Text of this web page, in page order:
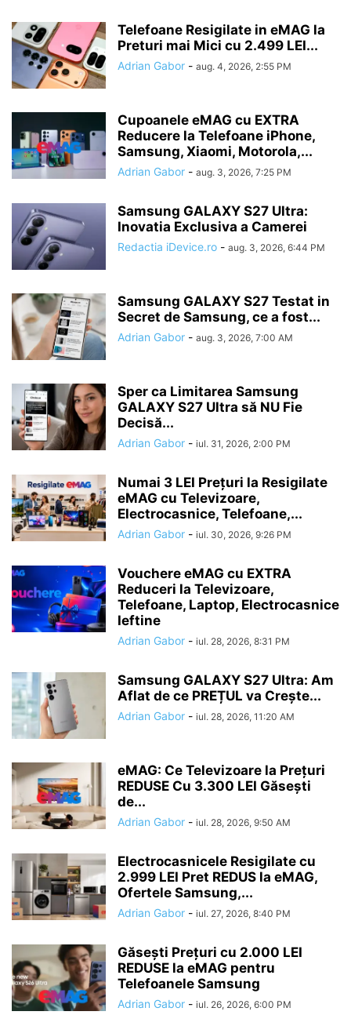
Telefoane Resigilate in eMAG la
Preturi mai Mici cu 2.499 LEI...
Adrian Gabor - aug. 4, 2026, 2:55 PM
Cupoanele eMAG cu EXTRA
Reducere la Telefoane iPhone,
Samsung, Xiaomi, Motorola,...
Adrian Gabor - aug. 3, 2026, 7:25 PM
Samsung GALAXY S27 Ultra:
Inovatia Exclusiva a Camerei
Redactia iDevice.ro - aug. 3, 2026, 6:44 PM
Samsung GALAXY S27 Testat in
Secret de Samsung, ce a fost...
Adrian Gabor - aug. 3, 2026, 7:00 AM
Sper ca Limitarea Samsung
GALAXY S27 Ultra să NU Fie
Decisă...
Adrian Gabor - iul. 31, 2026, 2:00 PM
Numai 3 LEI Prețuri la Resigilate
eMAG cu Televizoare,
Electrocasnice, Telefoane,...
Adrian Gabor - iul. 30, 2026, 9:26 PM
Vouchere eMAG cu EXTRA
Reduceri la Televizoare,
Telefoane, Laptop, Electrocasnice
Ieftine
Adrian Gabor - iul. 28, 2026, 8:31 PM
Samsung GALAXY S27 Ultra: Am
Aflat de ce PREȚUL va Crește...
Adrian Gabor - iul. 28, 2026, 11:20 AM
eMAG: Ce Televizoare la Prețuri
REDUSE Cu 3.300 LEI Găsești
de...
Adrian Gabor - iul. 28, 2026, 9:50 AM
Electrocasnicele Resigilate cu
2.999 LEI Pret REDUS la eMAG,
Ofertele Samsung,...
Adrian Gabor - iul. 27, 2026, 8:40 PM
Găsești Prețuri cu 2.000 LEI
REDUSE la eMAG pentru
Telefoanele Samsung
Adrian Gabor - iul. 26, 2026, 6:00 PM